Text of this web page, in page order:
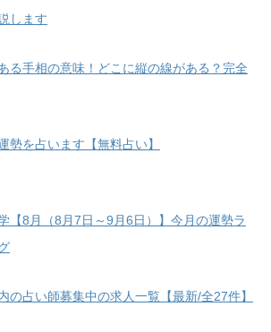
します
る手相の意味！どこに縦の線がある？完全
勢を占います【無料占い】
【8月（8月7日～9月6日）】今月の運勢ラ
の占い師募集中の求人一覧【最新/全27件】